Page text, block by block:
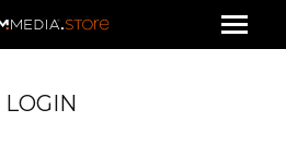
LOGIN